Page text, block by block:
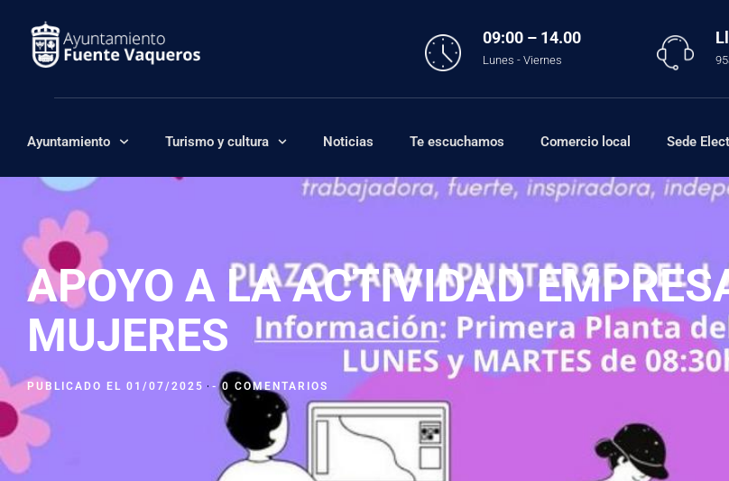
09:00 – 14.00
Lunes - Viernes
Ayuntamiento Turismo y cultura Noticias Te escuchamos Comercio local Sede
APOYO A LA ACTIVIDAD
MUJERES
PUBLICADO EL 01/07/2025 - 0 COMENTARIOS